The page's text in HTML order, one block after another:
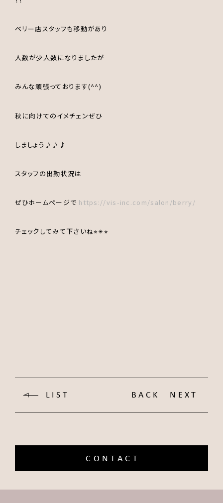
ベリー店スタッフも移動があり
人数が少人数になりましたが
みんな頑張っております(^^)
秋に向けてのイメチェンぜひ
しましょう♪ ♪♪
スタッフの出勤状況は
ぜひホームページで https://vis-inc.com/salon/berry/
チェックしてみて下さいね⭐︎✴︎⭐︎
LIST BACK NEXT
CONTACT